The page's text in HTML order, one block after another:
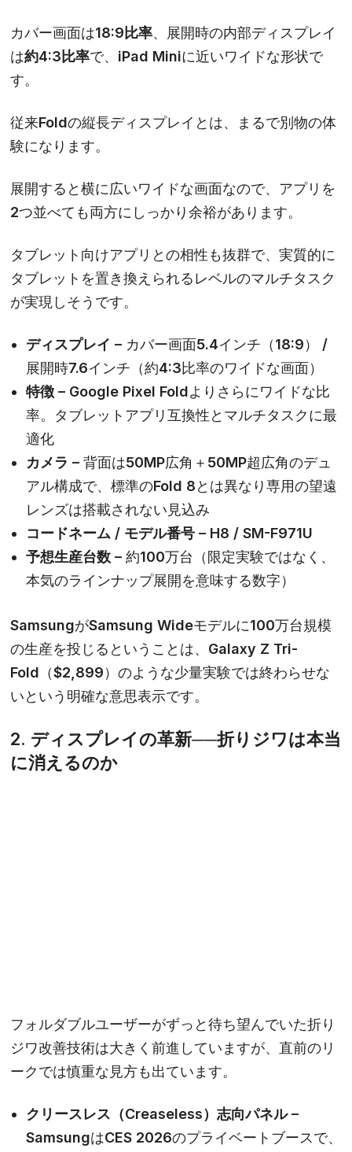
カバー画面は18:9比率、展開時の内部ディスプレイ
は約4:3比率で、iPad Miniに近いワイドな形状で
す。
従来Foldの縦長ディスプレイとは、まるで別物の体
験になります。
展開すると横に広いワイドな画面なので、アプリを
2つ並べても両方にしっかり余裕があります。
タブレット向けアプリとの相性も抜群で、実質的に
タブレットを置き換えられるレベルのマルチタスク
が実現しそうです。
ディスプレイ – カバー画面5.4インチ（18:9） /
展開時7.6インチ（約4:3比率のワイドな画面）
特徴 – Google Pixel Foldよりさらにワイドな比
率。タブレットアプリ互換性とマルチタスクに最
適化
カメラ – 背面は50MP広角＋50MP超広角のデュ
アル構成で、標準のFold 8とは異なり専用の望遠
レンズは搭載されない見込み
コードネーム / モデル番号 – H8 / SM-F971U
予想生産台数 – 約100万台（限定実験ではなく、
本気のラインナップ展開を意味する数字）
SamsungがSamsung Wideモデルに100万台規模
の生産を投じるということは、Galaxy Z Tri-
Fold（$2,899）のような少量実験では終わらせな
いという明確な意思表示です。
2. ディスプレイの革新──折りジワは本当
に消えるのか
フォルダブルユーザーがずっと待ち望んでいた折り
ジワ改善技術は大きく前進していますが、直前のリ
ークでは慎重な見方も出ています。
クリースレス（Creaseless）志向パネル –
SamsungはCES 2026のプライベートブースで、